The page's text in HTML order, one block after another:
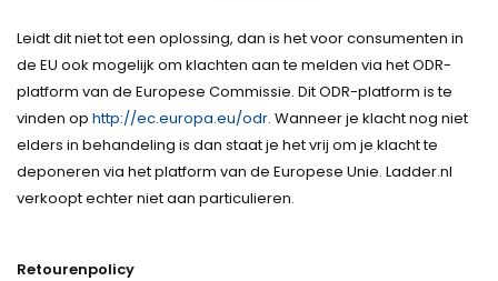
Leidt dit niet tot een oplossing, dan is het voor consumenten in
de EU ook mogelijk om klachten aan te melden via het ODR-
platform van de Europese Commissie. Dit ODR-platform is te
vinden op http://ec.europa.eu/odr. Wanneer je klacht nog niet
elders in behandeling is dan staat je het vrij om je klacht te
deponeren via het platform van de Europese Unie. Ladder.nl
verkoopt echter niet aan particulieren.
Retourenpolicy